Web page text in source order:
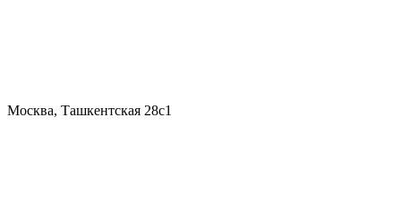
Москва, Ташкентская 28с1